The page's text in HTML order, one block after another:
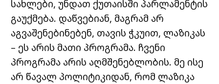
სახლები, უნდათ ქუთაისში პარლამენტის
გაუქმება. დაწვებიან, მაგრამ არ
აგვაშენებინებენ, თავის ჭკუით, ლაზიკას
– ეს არის მათი პროგრამა. ჩვენი
პროგრამა არის აღმშენებლობის. მე ისე
არ წავალ პოლიტიკიდან, რომ ლაზიკა